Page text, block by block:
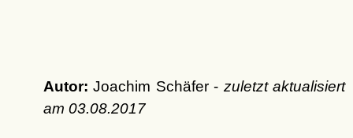
Autor: Joachim Schäfer - zuletzt aktualisiert
am 03.08.2017